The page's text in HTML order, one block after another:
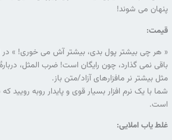
پنهان می شوند!
قیمت:
« هر چی بیشتر پول بدی، بیشتر آش می خوری! » در
باقی نمی گذارد، چون رایگان است! ضرب المثل،
مثل بیشتر نر مافزارهای آزاد/متن باز.
شما با یک نرم افزار بسیار قوی و پایدار روبه رویید
است.
غلط یاب املایی: